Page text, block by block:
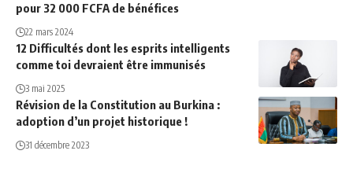
pour 32 000 FCFA de bénéfices
22 mars 2024
12 Difficultés dont les esprits intelligents
comme toi devraient être immunisés
3 mai 2025
Révision de la Constitution au Burkina :
adoption d’un projet historique !
31 décembre 2023